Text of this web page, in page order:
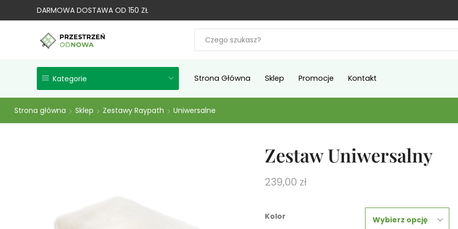
DARMOWA DOSTAWA OD 150 ZŁ
Kategorie Strona Główna Sklep Promocje Kontakt
Strona główna Sklep Zestawy Raypath Uniwersalne
Zestaw Uniwersalny
239,00 zł
Kolor